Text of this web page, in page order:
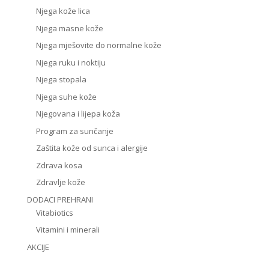
Njega kože lica
Njega masne kože
Njega mješovite do normalne kože
Njega ruku i noktiju
Njega stopala
Njega suhe kože
Njegovana i lijepa koža
Program za sunčanje
Zaštita kože od sunca i alergije
Zdrava kosa
Zdravlje kože
DODACI PREHRANI
Vitabiotics
Vitamini i minerali
AKCIJE